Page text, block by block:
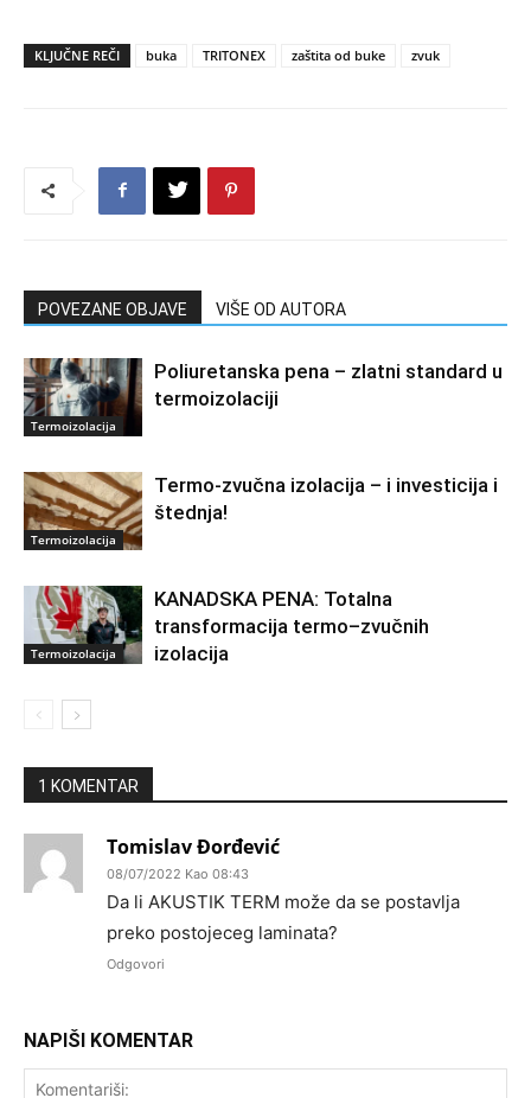
KLJUČNE REČI buka TRITONEX zaštita od buke zvuk
POVEZANE OBJAVE VIŠE OD AUTORA
Termoizolacija
Poliuretanska pena – zlatni standard u
termoizolaciji
Termoizolacija
Termo-zvučna izolacija – i investicija i
štednja!
Termoizolacija
KANADSKA PENA: Totalna
transformacija termo–zvučnih
izolacija
1 KOMENTAR
Tomislav Đorđević
08/07/2022 Kao 08:43
Da li AKUSTIK TERM može da se postavlja
preko postojeceg laminata?
Odgovori
NAPIŠI KOMENTAR